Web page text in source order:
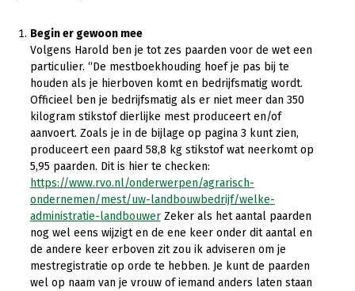
Natuur, klimaat en energie
Bodem en water
Platteland en omgeving
Mens, ondernemerschap en onderwijs
Internationaal
Sectoren
Dier
Biologische Landbouw
Geitenhouderij
Plant
Akkerbouw
Multifunctionele landbouw
Begin er gewoon mee
Volgens Harold ben je tot zes paarden voor de wet een
particulier. “De mestboekhouding hoef je pas bij te
houden als je hierboven komt en bedrijfsmatig wordt.
Officieel ben je bedrijfsmatig als er niet meer dan 350
kilogram stikstof dierlijke mest produceert en/of
aanvoert. Zoals je in de bijlage op pagina 3 kunt zien,
produceert een paard 58,8 kg stikstof wat neerkomt op
5,95 paarden. Dit is hier te checken:
https://www.rvo.nl/onderwerpen/agrarisch-
ondernemen/mest/uw-landbouwbedrijf/welke-
administratie-landbouwerZeker als het aantal paarden
nog wel eens wijzigt en de ene keer onder dit aantal en
de andere keer erboven zit zou ik adviseren om je
mestregistratie op orde te hebben. Je kunt de paarden
wel op naam van je vrouw of iemand anders laten staan